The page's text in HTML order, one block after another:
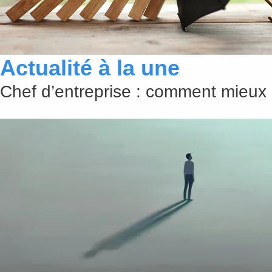
Actualité à la une
Chef d’entreprise : comment